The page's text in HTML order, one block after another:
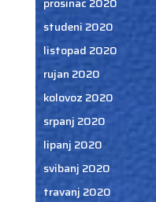
studeni 2020
listopad 2020
rujan 2020
kolovoz 2020
srpanj 2020
lipanj 2020
svibanj 2020
travanj 2020